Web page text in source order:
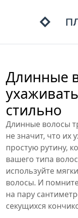
Длинные
стильно
Длинные волосы
не значит, что их
простую рутину,
вашего типа
используйте
волосы. И
на пару
секущихся